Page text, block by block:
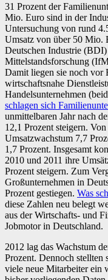
31 Prozent der
Mio. Euro sind in der
Untersuchung von rund
Umsatz von über 50 Mio.
Deutschen Industrie
Mittelstandsforschung
Damit liegen sie noch vor
wirtschaftsnahe
Handelsunternehmen
schlagen sich
unmittelbaren Jahr nach
12,1 Prozent steigern.
Umsatzwachstum 7,7
1,7 Prozent. Insgesamt
2010 und 2011 ihre
Prozent steigern. Zum
Großunternehmen in
Prozent gestiegen. Was
diese Zahlen neu belegt
aus der Wirtschafts- und
Jobmotor in Deutschland.
2012 lag das Wachstum
Prozent. Dennoch stellten
viele neue Mitarbeiter ein